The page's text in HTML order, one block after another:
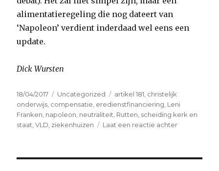
alimentatieregeling die nog dateert van
‘Napoleon’ verdient inderdaad wel eens een
update.
Dick Wursten
Geplaatst
op
18/04/2017 Categorieën
Uncategorized Tags
artikel 181 christelijk
onderwijs compensatie eredienstfinanciering Leni
Franken napoleon neutraliteit Rutten scheiding kerk en
staat ,VLD ziekenhuizen Laat een reactie achterop